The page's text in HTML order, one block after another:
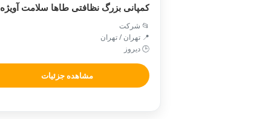
کمپانی بزرگ نظافتی طاها سلامت آویژه
📂 شرکت
📍 تهران / تهران
🕒 دیروز
مشاهده جزئیات